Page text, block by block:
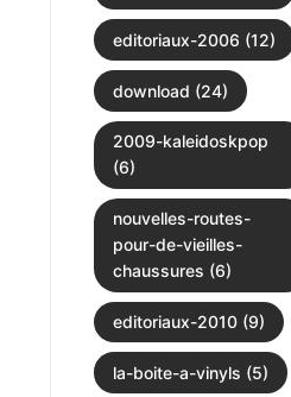
editoriaux-2006 (12)
download (24)
2009-kaleidoskpop
(6)
nouvelles-routes-
pour-de-vieilles-
chaussures (6)
editoriaux-2010 (9)
la-boite-a-vinyls (5)